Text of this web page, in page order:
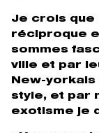
Je crois que
réciproque
sommes
ville et par
New-
style, et par
exotisme je